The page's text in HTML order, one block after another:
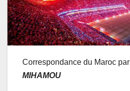
Correspondance du Maroc par
MIHAMOU